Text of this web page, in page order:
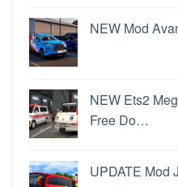
PPSSPP Untuk PC
PPSSPP Gold
Android
Convoy Ets2Game
Rekening
Game
11Cara Update Windows
MembayarAplikasi
NEW Mod
NEW Ets2
Free Do…
UPDATE Mod